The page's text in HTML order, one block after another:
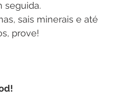
seguida.
sais minerais e até
prove!